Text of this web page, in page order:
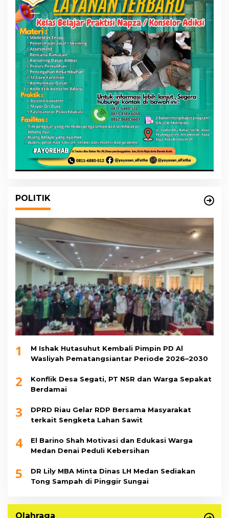
POLITIK
1
M Ishak Hutasuhut Kembali Pimpin PD Al
Wasliyah Pematangsiantar Periode 2026–2030
2
Konflik Desa Segati, PT NSR dan Warga Sepakat
Berdamai
3
DPRD Riau Gelar RDP Bersama Masyarakat
terkait Sengketa Lahan Sawit
4
El Barino Shah Motivasi dan Edukasi Warga
Medan Denai Peduli Kebersihan
5
DR Lily MBA Minta Dinas LH Medan Sediakan
Tong Sampah di Pinggir Sungai
Olahraga